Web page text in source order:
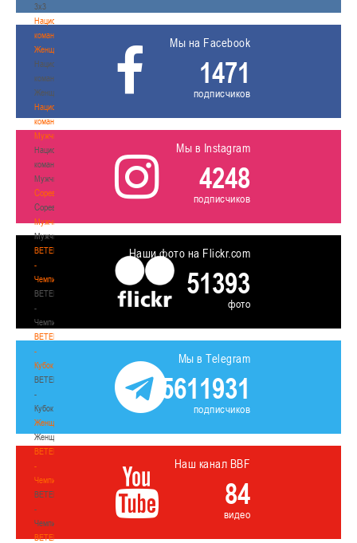
3х3
Национальная
команда.
Женщины
Национальная
команда.
Женщины
Национальная
команда.
Мужчины
Национальная
команда.
Мужчины
Соревнования
Соревнования
Мужчины
Мужчины
BETERA
-
Чемпионат
BETERA
-
Чемпионат
BETERA
-
Кубок
BETERA
-
Кубок
Женщины
Женщины
BETERA
-
Чемпионат
BETERA
-
Чемпионат
BETERA
Мы на Facebook
1471
подписчиков
Мы в Instagram
4248
подписчиков
Наши фото на Flickr.com
51393
фото
Мы в Telegram
5611931
подписчиков
Наш канал BBF
84
видео